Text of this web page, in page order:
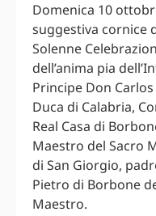
Domenica 10
suggestiva cornice
Solenne
dell’anima pia
Principe Don
Duca di Calabria,
Real Casa di
Maestro del Sacro
di San Giorgio,
Pietro di Borbone
Maestro.